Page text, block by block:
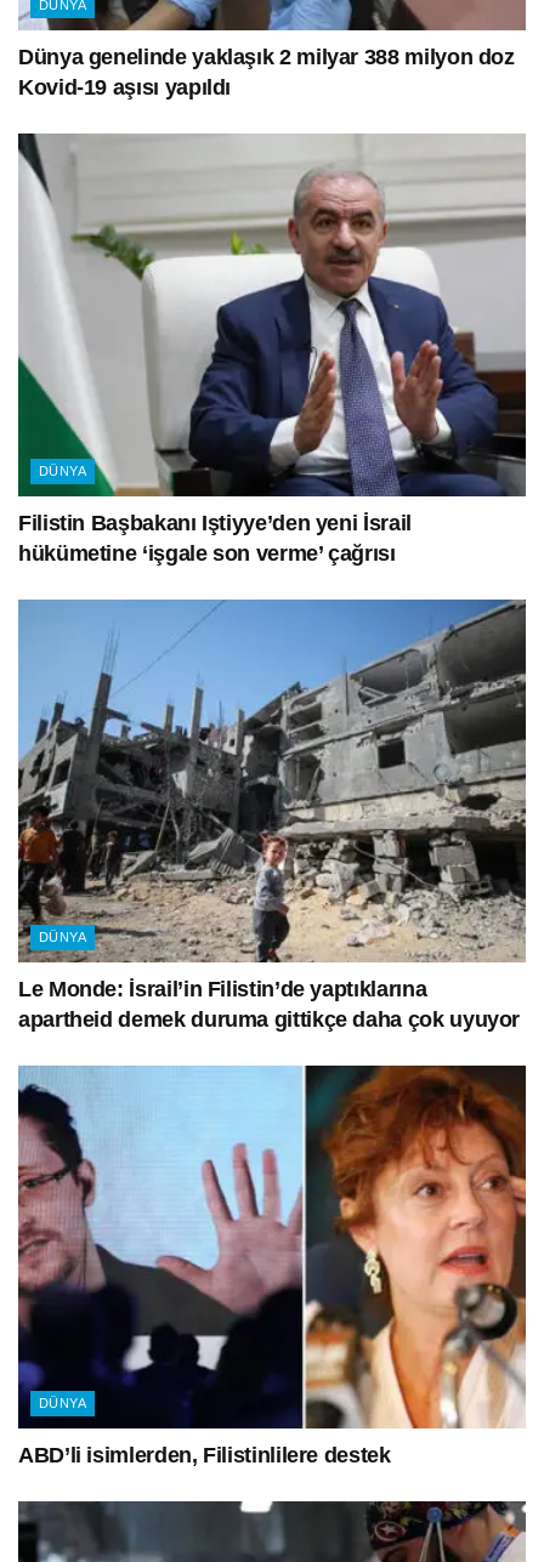
DÜNYA
Dünya genelinde yaklaşık 2 milyar 388 milyon doz
Kovid-19 aşısı yapıldı
DÜNYA
Filistin Başbakanı Iştiyye’den yeni İsrail
hükümetine ‘işgale son verme’ çağrısı
DÜNYA
Le Monde: İsrail’in Filistin’de yaptıklarına
apartheid demek duruma gittikçe daha çok uyuyor
DÜNYA
ABD’li isimlerden, Filistinlilere destek